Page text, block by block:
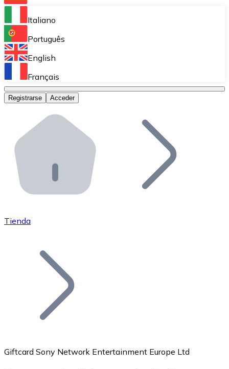
Bitnovo Ramp
Integra nuestra solución en tu plataforma.
Bitnovo Giftcards
Bitnovo OTC
Bitnovo ATM
Integra un ATM Bitnovo en tu negocio y permite que
Bitnovo API
Integra nuestra API en tu ecosistema.
Únete a nuestra red de distribuidores.
Añade tu proyecto a nuestro ecosistema.
Italiano
Português
English
Français
Registrarse Acceder
Tienda
Giftcard Sony Network Entertainment Europe Ltd